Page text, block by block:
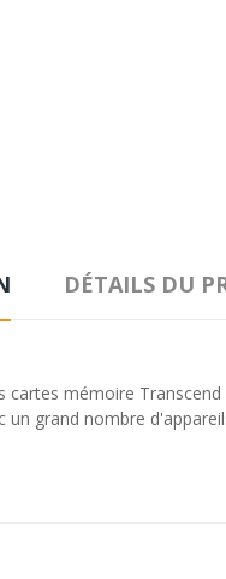
DÉTAILS DU
mémoire
grand nombre